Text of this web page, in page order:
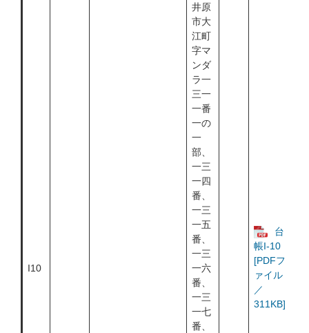
I10
井原
市大
江町
字マ
ンダ
ラ一
三一
一番
一の
一
部、
一三
一四
番、
一三
一五
番、
一三
一六
番、
一三
一七
番、
台
帳I-10
[PDFフ
ァイル
／
311KB]